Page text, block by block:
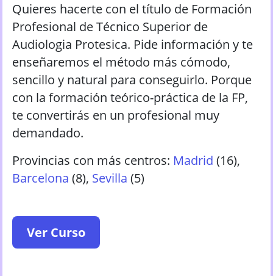
Quieres hacerte con el título de Formación
Profesional de Técnico Superior de
Audiologia Protesica. Pide información y te
enseñaremos el método más cómodo,
sencillo y natural para conseguirlo. Porque
con la formación teórico-práctica de la FP,
te convertirás en un profesional muy
demandado.
Provincias con más centros: Madrid (16),
Barcelona (8), Sevilla (5)
Ver Curso